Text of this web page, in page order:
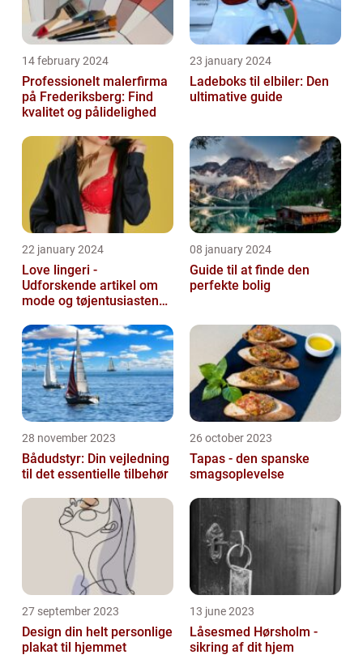
14 february 2024
Professionelt malerfirma
på Frederiksberg: Find
kvalitet og pålidelighed
23 january 2024
Ladeboks til elbiler: Den
ultimative guide
22 january 2024
Love lingeri -
Udforskende artikel om
mode og tøjentusiastens
08 january 2024
Guide til at finde den
perfekte bolig
28 november 2023
Bådudstyr: Din vejledning
til det essentielle tilbehør
26 october 2023
Tapas - den spanske
smagsoplevelse
27 september 2023
Design din helt personlige
plakat til hjemmet
13 june 2023
Låsesmed Hørsholm -
sikring af dit hjem